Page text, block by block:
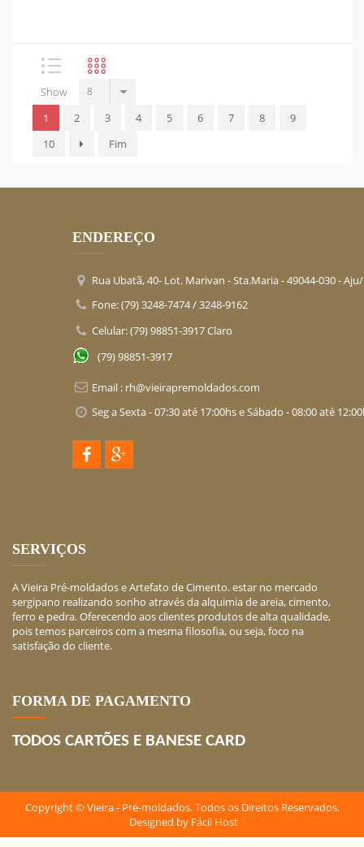
Show
1
2 3 4 5 6 7 8
9
10
Fim
ENDEREÇO
Rua Ubatã, 40- Lot. Marivan - Sta.Maria -49044-030- Aju/
Fone: (79) 3248-7474 / 3248-9162
Celular: (79) 98851-3917 Claro
(79) 98851-3917
Email : rh@vieirapremoldados.com
Seg a Sexta - 07:30 até 17:00hs e Sábado - 08:00 até
SERVIÇOS
A Vieira Pré-moldados e Artefato de Cimento. estar no mercado
sergipano realizando sonho através da alquimia de areia, cimento,
ferro e pedra. Oferecendo aos clientes produtos de alta qualidade,
pois temos parceiros com a mesma filosofia, ou seja, foco na
satisfação do cliente.
FORMA DE PAGAMENTO
TODOS CARTÕES E BANESE CARD
Copyright © Vieira - Pré-moldados. Todos os Direitos Reservados.
Designed by Fácil Host